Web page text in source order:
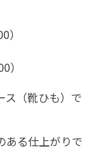
）
）
ス（靴ひも）で
ある仕上がりで